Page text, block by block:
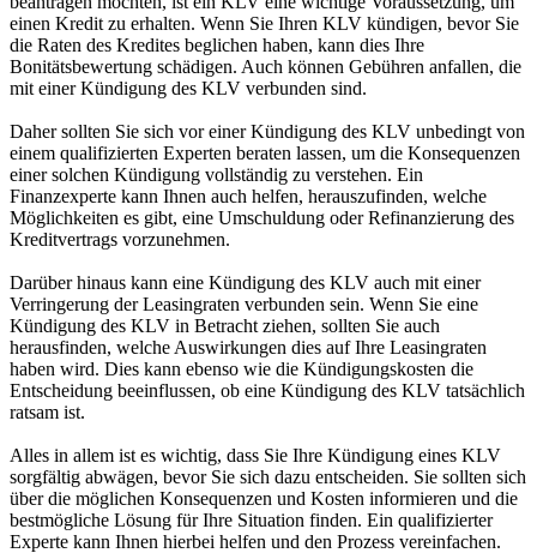
einen Kredit zu erhalten. Wenn Sie Ihren KLV kündigen, bevor Sie
die Raten des Kredites beglichen haben, kann dies Ihre
Bonitätsbewertung schädigen. Auch können Gebühren anfallen, die
mit einer Kündigung des KLV verbunden sind.
Daher sollten Sie sich vor einer Kündigung des KLV unbedingt von
einem qualifizierten Experten beraten lassen, um die Konsequenzen
einer solchen Kündigung vollständig zu verstehen. Ein
Finanzexperte kann Ihnen auch helfen, herauszufinden, welche
Möglichkeiten es gibt, eine Umschuldung oder Refinanzierung des
Kreditvertrags vorzunehmen.
Darüber hinaus kann eine Kündigung des KLV auch mit einer
Verringerung der Leasingraten verbunden sein. Wenn Sie eine
Kündigung des KLV in Betracht ziehen, sollten Sie auch
herausfinden, welche Auswirkungen dies auf Ihre Leasingraten
haben wird. Dies kann ebenso wie die Kündigungskosten die
Entscheidung beeinflussen, ob eine Kündigung des KLV tatsächlich
ratsam ist.
Alles in allem ist es wichtig, dass Sie Ihre Kündigung eines KLV
sorgfältig abwägen, bevor Sie sich dazu entscheiden. Sie sollten sich
über die möglichen Konsequenzen und Kosten informieren und die
bestmögliche Lösung für Ihre Situation finden. Ein qualifizierter
Experte kann Ihnen hierbei helfen und den Prozess vereinfachen.